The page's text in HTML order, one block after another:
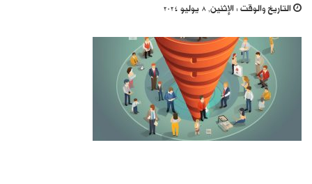
التاريخ والوقت :الإثنين, 8 يوليو 2024